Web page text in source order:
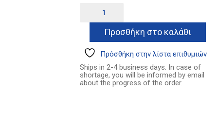
17.00€.είναι:
15.30€.
διηγήματα
ποσότητα
Προσθήκη στο καλάθι
Πρόσθήκη στην λίστα επιθυμιών
Ships in 2-4 business days. In case of
shortage, you will be informed by email
about the progress of the order.